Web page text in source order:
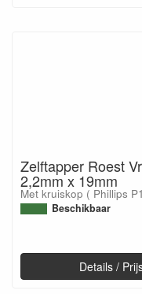
Zelftapper Roest
2,2mm x 19mm
Met kruiskop ( Phillips
Beschikbaar
Details /